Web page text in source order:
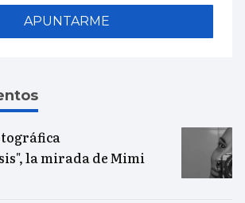
APUNTARME
la mirada de Mimi